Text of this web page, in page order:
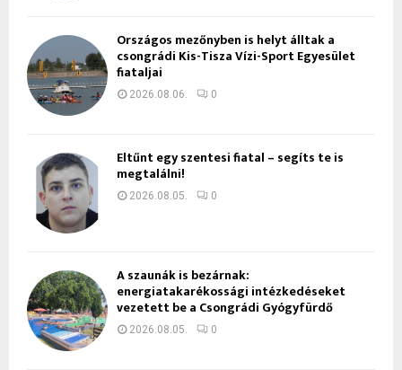
Országos mezőnyben is helyt álltak a
csongrádi Kis-Tisza Vízi-Sport Egyesület
fiataljai
2026.08.06. 0
Eltűnt egy szentesi fiatal – segíts te is
megtalálni!
2026.08.05. 0
A szaunák is bezárnak:
energiatakarékossági intézkedéseket
vezetett be a Csongrádi Gyógyfürdő
2026.08.05. 0